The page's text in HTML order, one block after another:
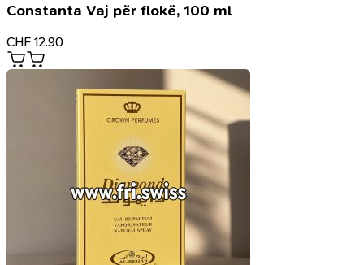
Constanta Vaj për flokë, 100 ml
CHF 12.90